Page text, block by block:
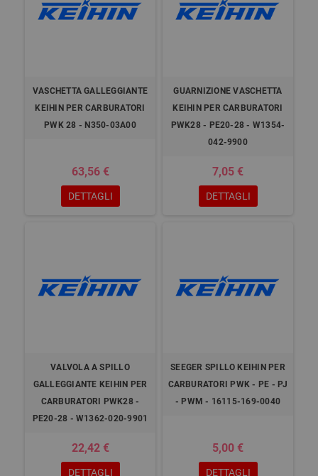
VASCHETTA GALLEGGIANTE
KEIHIN PER CARBURATORI
PWK 28 - N350-03A00
63,56 €
DETTAGLI
GUARNIZIONE VASCHETTA
KEIHIN PER CARBURATORI
PWK28 - PE20-28 - W1354-
042-9900
7,05 €
DETTAGLI
VALVOLA A SPILLO
GALLEGGIANTE KEIHIN PER
CARBURATORI PWK28 -
PE20-28 - W1362-020-9901
22,42 €
DETTAGLI
SEEGER SPILLO KEIHIN PER
CARBURATORI PWK - PE - PJ
- PWM - 16115-169-0040
5,00 €
DETTAGLI